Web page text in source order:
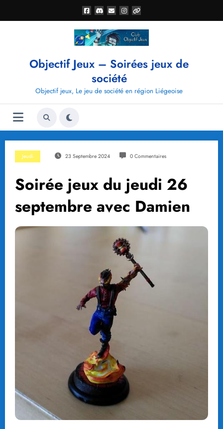
contenu
Objectif Jeux – Soirées jeux de
société
Objectif jeux, Le jeu de société en région Liégeoise
Jeudi 23 Septembre 2024 0 Commentaires
Soirée jeux du jeudi 26
septembre avec Damien